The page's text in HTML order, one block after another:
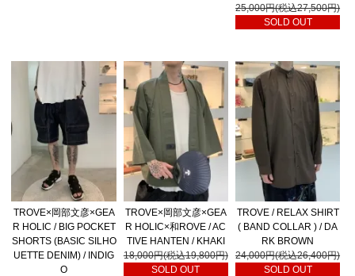
25,000円(税込27,500円)
SOLD OUT
TROVE×岡部文彦×GEA
R HOLIC / BIG POCKET
SHORTS (BASIC SILHO
UETTE DENIM) / INDIG
O
TROVE×岡部文彦×GEA
R HOLIC×和ROVE / AC
TIVE HANTEN / KHAKI
18,000円(税込19,800円)
SOLD OUT
TROVE / RELAX SHIRT
( BAND COLLAR ) / DA
RK BROWN
24,000円(税込26,400円)
SOLD OUT